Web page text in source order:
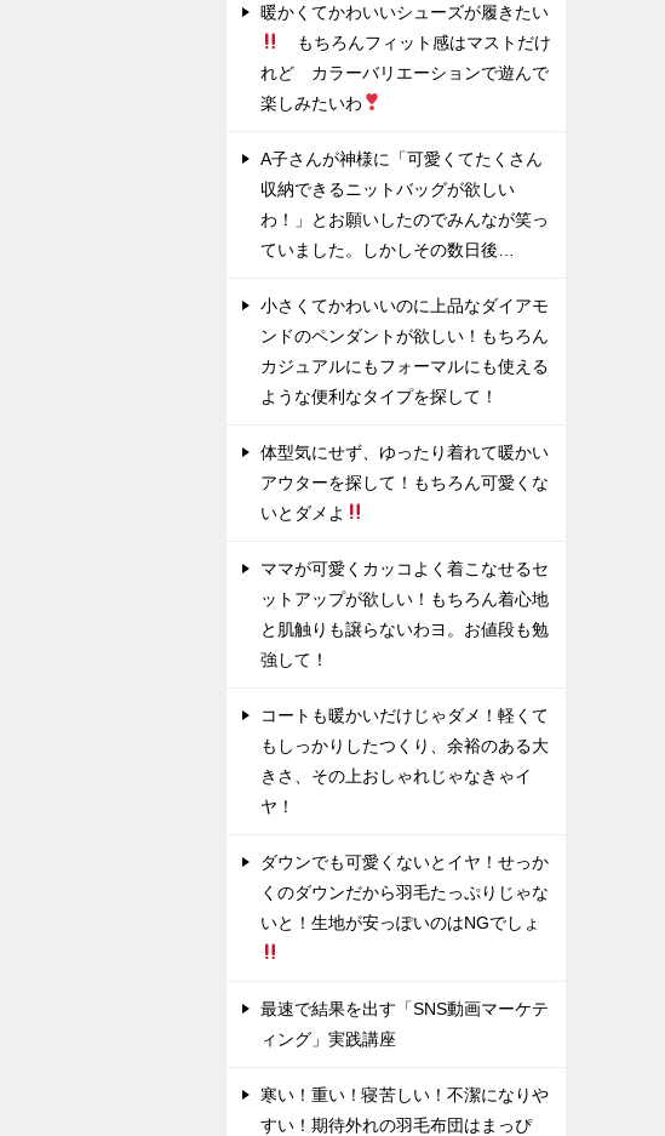
暖かくてかわいいシューズが履きたい
もちろんフィット感はマストだけ
れど カラーバリエーションで遊んで
楽しみたいわ
A子さんが神様に「可愛くてたくさん
収納できるニットバッグが欲しい
わ！」とお願いしたのでみんなが笑っ
ていました。しかしその数日後…
小さくてかわいいのに上品なダイアモ
ンドのペンダントが欲しい！もちろん
カジュアルにもフォーマルにも使える
ような便利なタイプを探して！
体型気にせず、ゆったり着れて暖かい
アウターを探して！もちろん可愛くな
いとダメよ
ママが可愛くカッコよく着こなせるセ
ットアップが欲しい！もちろん着心地
と肌触りも譲らないわヨ。お値段も勉
強して！
コートも暖かいだけじゃダメ！軽くて
もしっかりしたつくり、余裕のある大
きさ、その上おしゃれじゃなきゃイ
ヤ！
ダウンでも可愛くないとイヤ！せっか
くのダウンだから羽毛たっぷりじゃな
いと！生地が安っぽいのはNGでしょ
最速で結果を出す「SNS動画マーケテ
ィング」実践講座
寒い！重い！寝苦しい！不潔になりや
すい！期待外れの羽毛布団はまっぴ